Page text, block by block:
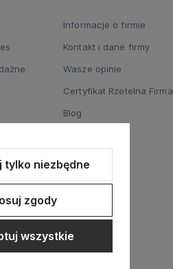
Informacje o firmie
Kontakt i dane firmy
Wasze opinie
Certyfikat Rzetelna Firma
Blog
tylko niezbędne
zgody
wszystkie